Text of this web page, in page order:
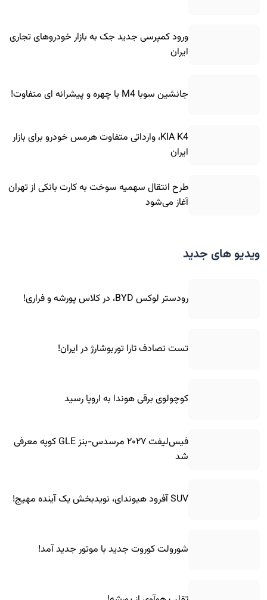
ورود کمپرسی جدید جک به بازار خودروهای تجاری
ایران
جانشین سوبا M4 با چهره و پیشرانه ای متفاوت!
KIA K4، وارداتی متفاوت هرمس خودرو برای بازار
ایران
طرح انتقال سهمیه سوخت به کارت بانکی از تهران
آغاز می‌شود
ویدیو های جدید
رودستر لوکس BYD، در کلاس پورشه و فراری!
تست تصادف تارا توربوشارژ در ایران!
کوچولوی برقی هوندا به اروپا رسید
فیس‌لیفت ۲۰۲۷ مرسدس-بنز GLE کوپه معرفی
شد
SUV آفرود هیوندای، نویدبخش یک آینده مهیج!
شورولت کوروت جدید با موتور جدید آمد!